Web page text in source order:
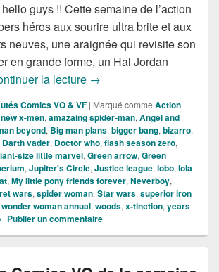
guys !! Cette semaine de l’action
héros aux sourire ultra brite et aux
neuves, une araignée qui revisite son
en grande forme, un Hal Jordan
la lecture Sorties des Comics VO
→
Comics VO & VF | Marqué comme Action
x-men, amazaing spider-man, Angel and
beyond, Big man plans, bigger bang, bizarro,
Darth vader, Doctor who, flash season zero,
size little marvel, Green arrow, Green
, Jupiter's Circle, Justice league, lobo, lola
, My little pony friends forever, Neverboy,
wars, spider woman, Star wars, superior iron
wonder woman annual, woods, x-tinction, years
| Publier un commentaire